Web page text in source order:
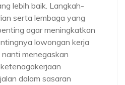
lebih baik. Langkah-
serta lembaga yang
agar meningkatkan
lowongan kerja
nanti menegaskan
dalam sasaran